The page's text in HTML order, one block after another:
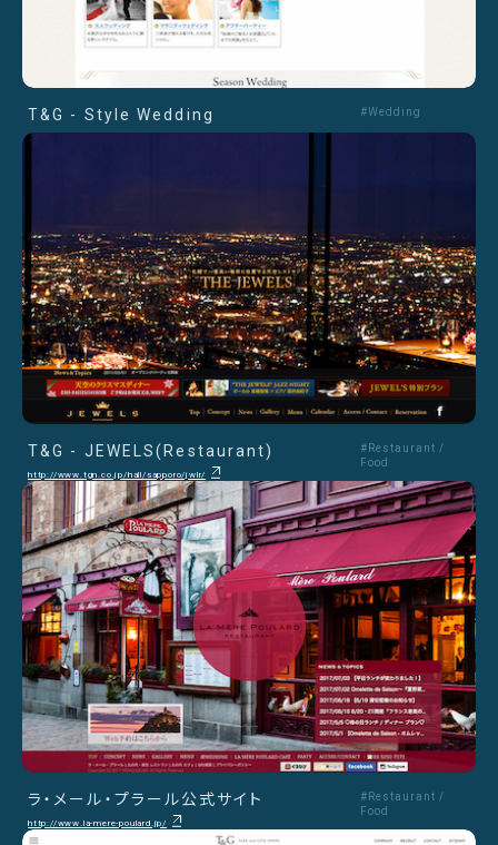
T&G - Style Wedding #Wedding
T&G - JEWELS(Restaurant)
http://www.tgn.co.jp/hall/sapporo/jwlr/
#Restaurant /
Food
ラ・メール・プラール公式サイト
http://www.la-mere-poulard.jp/
#Restaurant /
Food